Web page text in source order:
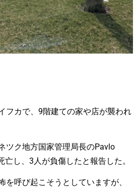
フカで、9階建ての家や店が襲われ
ツク地方国家管理局長のPavlo
亡し、3人が負傷したと報告した。
を呼び起こそうとしていますが、